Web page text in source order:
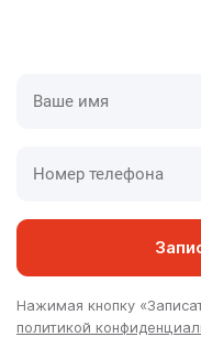
Нажимая кнопку
политикой